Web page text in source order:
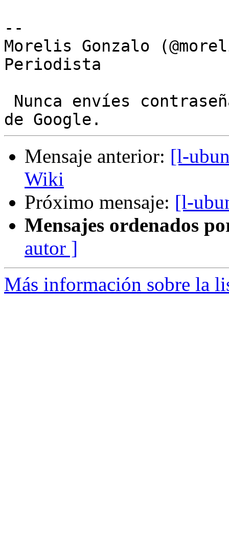
--
Morelis Gonzalo
Periodista
Mensaje anterior: [l-
Wiki
Próximo mensaje: [l-
Mensajes ordenados
autor ]
Más información sobre la